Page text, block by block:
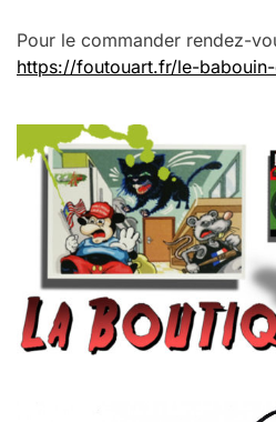
Pour le commander rendez-
https://foutouart.fr/le-